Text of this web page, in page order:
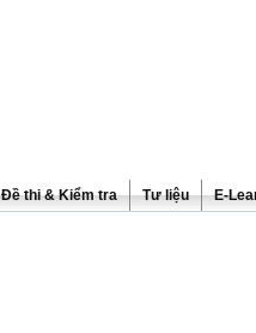
Đề thi & Kiểm tra Tư liệu E-